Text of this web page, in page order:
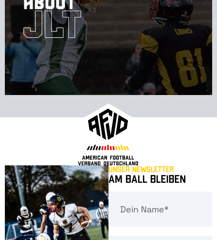
Unser Newsletter
Am Ball bleiben